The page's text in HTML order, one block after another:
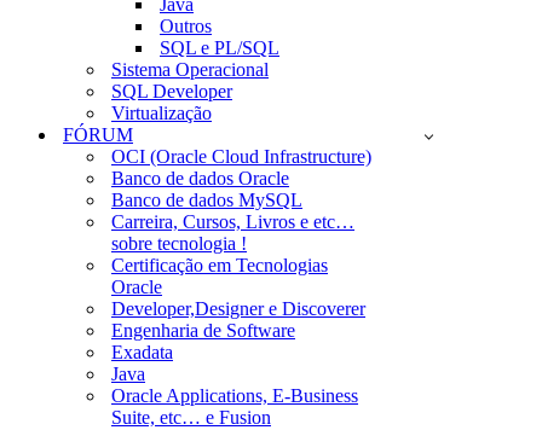
Java
Outros
SQL e PL/SQL
Sistema Operacional
SQL Developer
Virtualização
FÓRUM
OCI (Oracle Cloud Infrastructure)
Banco de dados Oracle
Banco de dados MySQL
Carreira, Cursos, Livros e etc…
sobre tecnologia !
Certificação em Tecnologias
Oracle
Developer,Designer e Discoverer
Engenharia de Software
Exadata
Java
Oracle Applications, E-Business
Suite, etc… e Fusion